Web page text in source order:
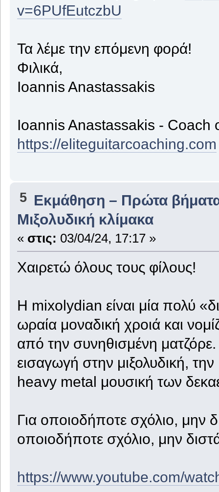
v=6PUfEutczbU
Τα λέμε την επόμενη φορά!
Φιλικά,
Ioannis Anastassakis
Ioannis Anastassakis - Coach
https://eliteguitarcoaching.com
5 Εκμάθηση – Πρώτα
Μιξολυδική κλίμακα
« στις: 03/04/24, 17:17 »
Χαιρετώ όλους τους φίλους!
Η mixolydian είναι μία πολύ
ωραία μοναδική χροιά και
από την συνηθισμένη
εισαγωγή στην μιξολυδική,
heavy metal μουσική των
Για οποιοδήποτε σχόλιο, μην
οποιοδήποτε σχόλιο, μην
https://www.youtube.com/